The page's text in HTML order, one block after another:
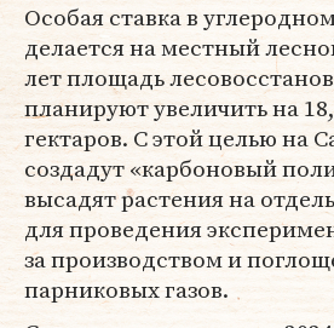
Особая ставка в
делается на местный
лет площадь
планируют увеличить на
гектаров. С этой целью на
создадут «карбоновый
высадят растения на
для проведения
за производством и
парниковых газов.